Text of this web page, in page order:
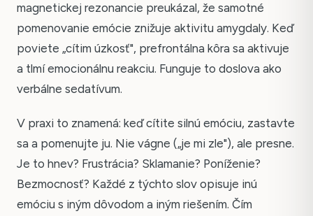
magnetickej rezonancie preukázal, že samotné
pomenovanie emócie znižuje aktivitu amygdaly. Keď
poviete „cítim úzkosť", prefrontálna kôra sa aktivuje
a tlmí emocionálnu reakciu. Funguje to doslova ako
verbálne sedatívum.
V praxi to znamená: keď cítite silnú emóciu, zastavte
sa a pomenujte ju. Nie vágne („je mi zle"), ale presne.
Je to hnev? Frustrácia? Sklamanie? Poníženie?
Bezmocnosť? Každé z týchto slov opisuje inú
emóciu s iným dôvodom a iným riešením. Čím